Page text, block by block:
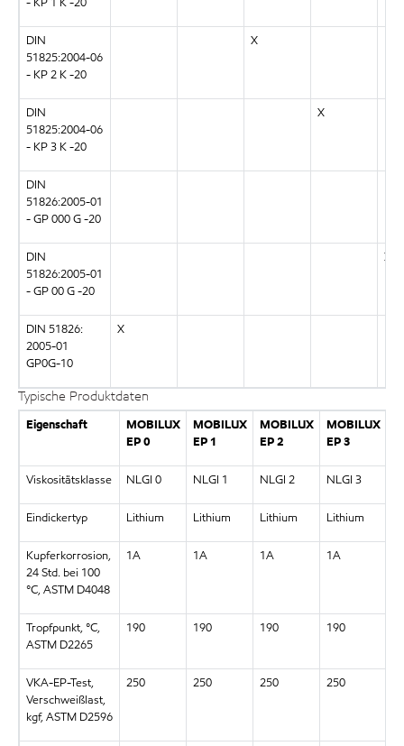
DIN
51825:2004-06
- KP 2 K -20
X
DIN
51825:2004-06
- KP 3 K -20
X
DIN
51826:2005-01
- GP 000 G -20
DIN
51826:2005-01
- GP 00 G -20
X
DIN 51826:
2005-01
GP0G-10
X
Typische Produktdaten
Eigenschaft
MOBILUX
EP 0
MOBILUX
EP 1
MOBILUX
EP 2
MOBILUX
EP 3
Viskositätsklasse NLGI 0 NLGI 1 NLGI 2 NLGI 3
Eindickertyp Lithium Lithium Lithium Lithium
Kupferkorrosion,
24 Std. bei 100
°C, ASTM D4048
1A 1A 1A 1A
Tropfpunkt, °C,
ASTM D2265
190 190 190 190
VKA-EP-Test,
Verschweißlast,
kgf, ASTM D2596
250 250 250 250